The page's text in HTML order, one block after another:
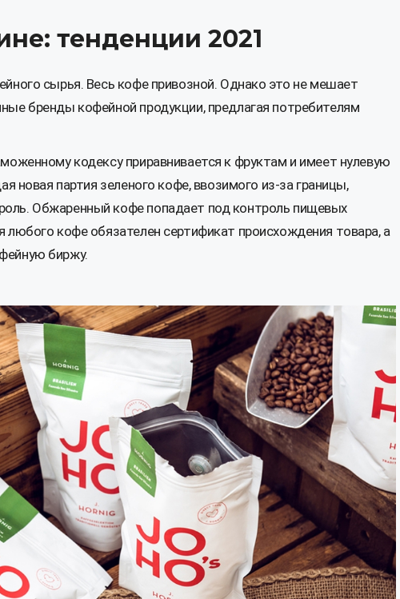
тенденции 2021
сырья. Весь кофе привозной. Однако это не мешает
бренды кофейной продукции, предлагая потребителям
кодексу приравнивается к фруктам и имеет нулевую
новая партия зеленого кофе, ввозимого из-за границы,
Обжаренный кофе попадает под контроль пищевых
любого кофе обязателен сертификат происхождения товара, а
биржу.